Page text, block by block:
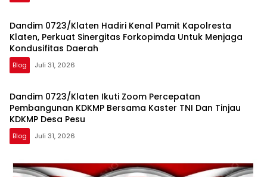
Dandim 0723/Klaten Hadiri Kenal Pamit Kapolresta
Klaten, Perkuat Sinergitas Forkopimda Untuk Menjaga
Kondusifitas Daerah
Blog Juli 31, 2026
Dandim 0723/Klaten Ikuti Zoom Percepatan
Pembangunan KDKMP Bersama Kaster TNI Dan Tinjau
KDKMP Desa Pesu
Blog Juli 31, 2026